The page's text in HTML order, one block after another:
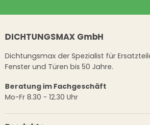
DICHTUNGSMAX GmbH
Dichtungsmax der Spezialist für
Fenster und Türen bis 50 Jahre.
Beratung im Fachgeschäft
Mo-Fr 8.30 - 12.30 Uhr